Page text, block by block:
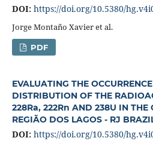
DOI: https://doi.org/10.5380/
Jorge Montaño Xavier et al.
PDF
EVALUATING THE
DISTRIBUTION OF THE
228Ra, 222Rn AND 238U IN THE
REGIÃO DOS LAGOS - RJ
DOI: https://doi.org/10.5380/